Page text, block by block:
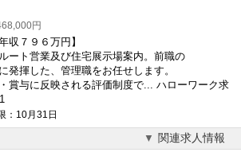
円
収７９６万円】
ート営業及び住宅展示場案内。前職の
発揮した、管理職をお任せします。
賞与に反映される評価制度で... ハローワーク求
：10月31日
関連求人情報